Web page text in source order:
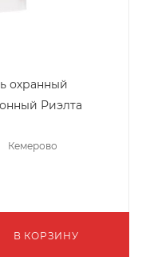
охранный
Риэлта
Кемерово
В КОРЗИНУ